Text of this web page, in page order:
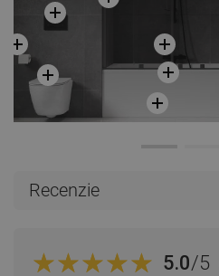
Recenzie
5.0/5